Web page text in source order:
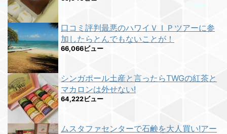
口コミ評判最悪のハワイＶＩＰツアーに参
加したらとんでもないことが！
66,066ビュー
シンガポール土産と言ったらTWGの紅茶と
マカロンは外せない!
64,222ビュー
ムスタファセンターで石鹸を大人買い!アー